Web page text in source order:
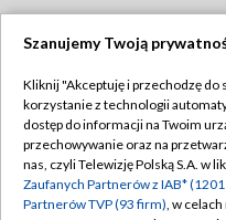
Abonament TVP
Emisja w TVP
Szanujemy Twoją
Kliknij "Akceptuję i przechodzę do
korzystanie z technologii
dostęp do informacji na Twoim
przechowywanie oraz na
nas, czyli Telewizję Polską S.A. w
Zaufanych Partnerów z IAB*
Partnerów TVP (93 firm), w